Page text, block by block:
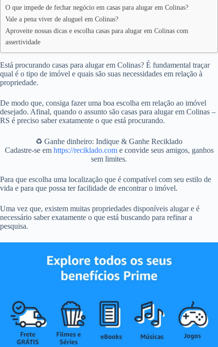
O que impede de fechar negócio em casas para alugar em Colinas?
Vale a pena viver de aluguel em Colinas?
Aproveite nossas dicas e escolha casas para alugar em Colinas com
assertividade
Está procurando casas para alugar em Colinas? É fundamental traçar
qual é o tipo de imóvel e quais são suas necessidades em relação à
propriedade.
De modo que, consiga fazer uma boa escolha em relação ao imóvel
desejado. Afinal, quando o assunto são casas para alugar em Colinas –
RS é preciso saber exatamente o que está procurando.
♻️ Ganhe dinheiro: Indique & Ganhe Reciklado
Cadastre-se em https://reciklado.come convide seus amigos, ganhos
sem limites.
Para que escolha uma localização que é compatível com seu estilo de
vida e para que possa ter facilidade de encontrar o imóvel.
Uma vez que, existem muitas propriedades disponíveis alugar e é
necessário saber exatamente o que está buscando para refinar a
pesquisa.